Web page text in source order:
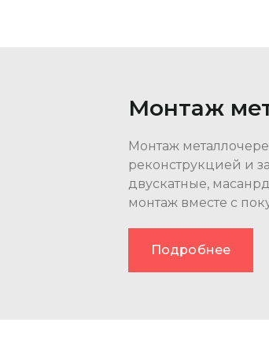
Монтаж
Монтаж
реконструкцией и
двускатные,
монтаж вместе с
Подробнее